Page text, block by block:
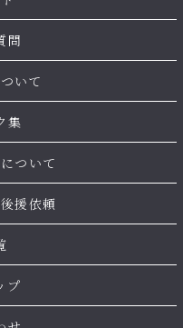
問
いて
集
ついて
援依頼
プ